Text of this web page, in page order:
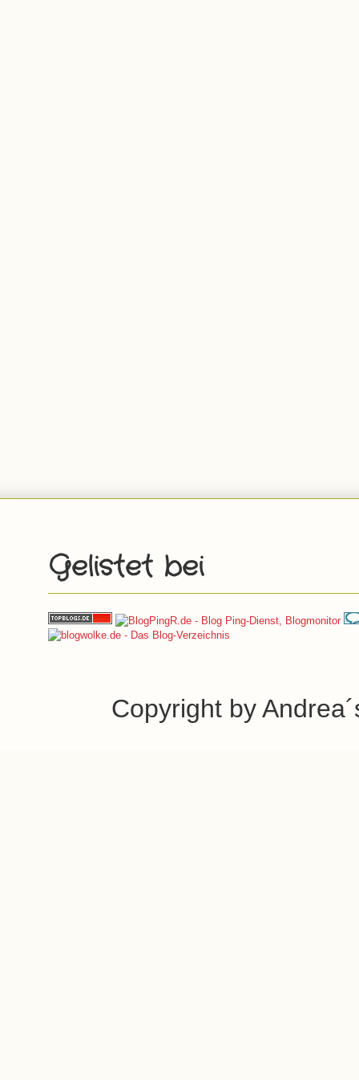
Gelistet bei
Copyright by